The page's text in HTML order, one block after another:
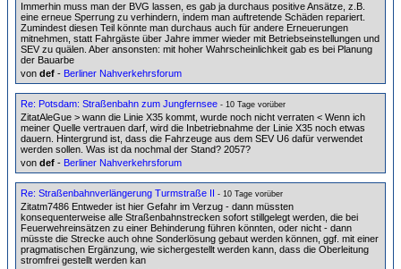
Immerhin muss man der BVG lassen, es gab ja durchaus positive Ansätze, z.B.
eine erneue Sperrung zu verhindern, indem man auftretende Schäden repariert.
Zumindest diesen Teil könnte man durchaus auch für andere Erneuerungen
mitnehmen, statt Fahrgäste über Jahre immer wieder mit Betriebseinstellungen und
SEV zu quälen. Aber ansonsten: mit hoher Wahrscheinlichkeit gab es bei Planung
der Bauarbe
von def - Berliner Nahverkehrsforum
Re: Potsdam: Straßenbahn zum Jungfernsee - 10 Tage vorüber
ZitatAleGue > wann die Linie X35 kommt, wurde noch nicht verraten < Wenn ich
meiner Quelle vertrauen darf, wird die Inbetriebnahme der Linie X35 noch etwas
dauern. Hintergrund ist, dass die Fahrzeuge aus dem SEV U6 dafür verwendet
werden sollen. Was ist da nochmal der Stand? 2057?
von def - Berliner Nahverkehrsforum
Re: Straßenbahnverlängerung Turmstraße II - 10 Tage vorüber
Zitatm7486 Entweder ist hier Gefahr im Verzug - dann müssten
konsequenterweise alle Straßenbahnstrecken sofort stillgelegt werden, die bei
Feuerwehreinsätzen zu einer Behinderung führen könnten, oder nicht - dann
müsste die Strecke auch ohne Sonderlösung gebaut werden können, ggf. mit einer
pragmatischen Ergänzung, wie sichergestellt werden kann, dass die Oberleitung
stromfrei gestellt werden kan